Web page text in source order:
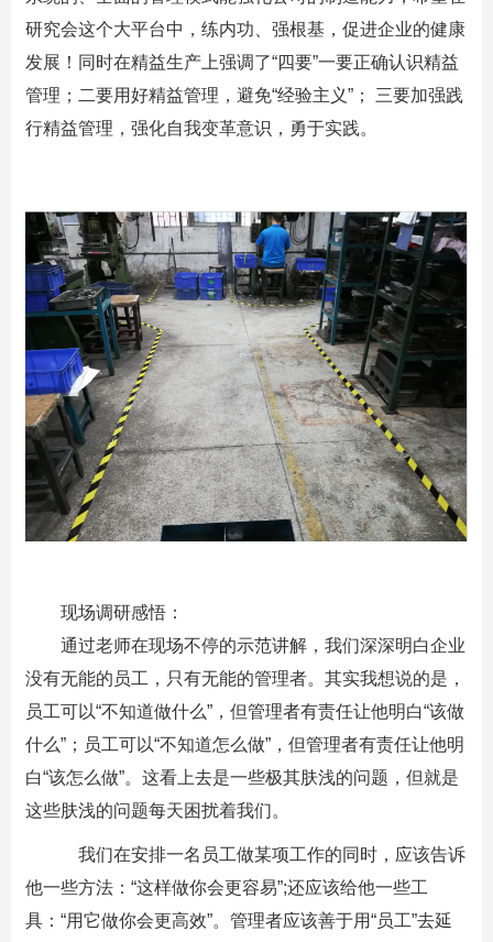
研究会这个大平台中，练内功、强根基，促进企业的健康
发展！同时在精益生产上强调了“四要”一要正确认识精益
管理；二要用好精益管理，避免“经验主义”； 三要加强践
行精益管理，强化自我变革意识，勇于实践。
现场调研感悟：
通过老师在现场不停的示范讲解，我们深深明白企业
没有无能的员工，只有无能的管理者。其实我想说的是，
员工可以“不知道做什么”，但管理者有责任让他明白“该做
什么”；员工可以“不知道怎么做”，但管理者有责任让他明
白“该怎么做”。这看上去是一些极其肤浅的问题，但就是
这些肤浅的问题每天困扰着我们。
我们在安排一名员工做某项工作的同时，应该告诉
他一些方法：“这样做你会更容易”;还应该给他一些工
具：“用它做你会更高效”。管理者应该善于用“员工”去延